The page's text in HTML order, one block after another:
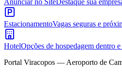
Anunciar no SiteDestaque sua
EstacionamentoVagas seguras e
HotelOpções de hospedagem dentro
Portal Viracopos — Aeroporto de